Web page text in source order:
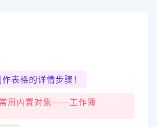
表格的详情步骤！
用内置对象——工作簿